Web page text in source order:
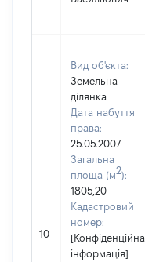
10
Вид об'єкта:
Земельна
ділянка
Дата набуття
права:
25.05.2007
Загальна
площа (м2):
1805,20
Кадастровий
номер:
[Конфіденційна
інформація]